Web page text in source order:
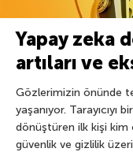
Yapay zeka
artıları ve
Gözlerimizin önünde
yaşanıyor. Tarayıcıyı
dönüştüren ilk kişi kim
güvenlik ve gizlilik